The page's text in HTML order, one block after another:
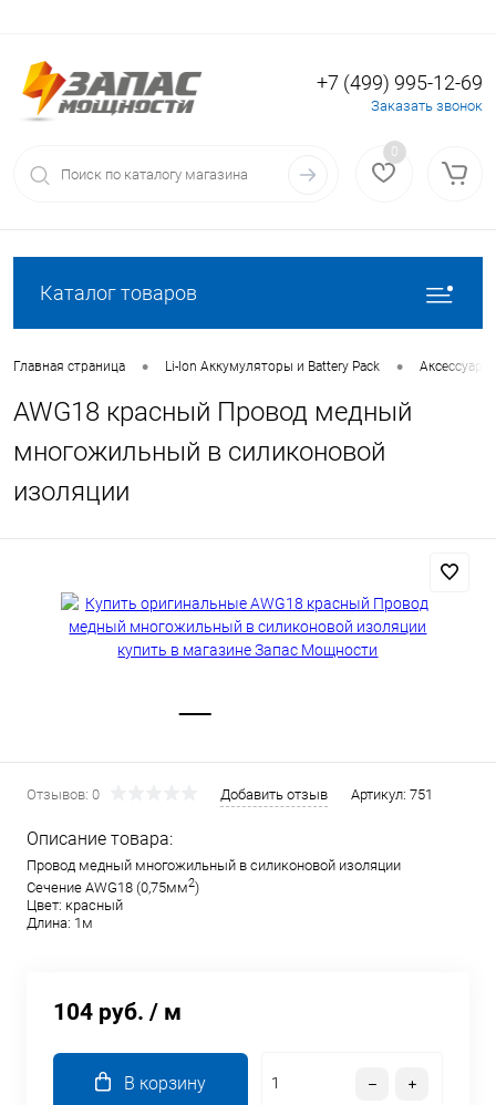
Вход Регистрация
+7 (499) 995-12-69
Заказать звонок
0
Каталог товаров
Главная страница • Li-Ion Аккумуляторы и Battery Pack • Аксессуары
AWG18 красный Провод медный
многожильный в силиконовой
изоляции
Отзывов: 0 Добавить отзыв Артикул: 751
Описание товара:
Провод медный многожильный в силиконовой изоляции
Сечение AWG18 (0,75мм2)
Цвет: красный
Длина: 1м
104 руб. / м
В корзину